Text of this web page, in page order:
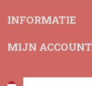
INFORMATIE
MIJN ACCOUNT